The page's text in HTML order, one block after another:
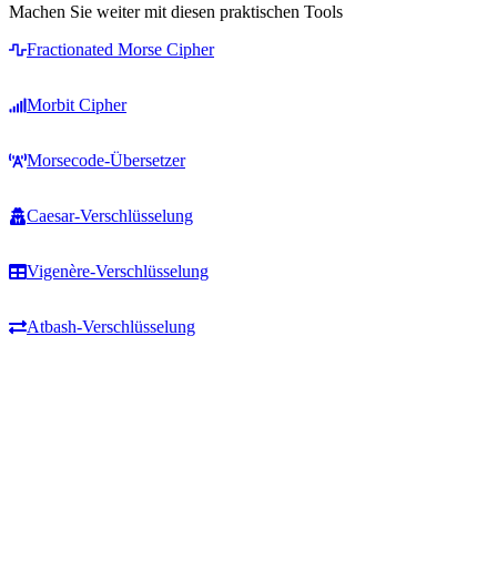
Machen Sie weiter mit diesen praktischen Tools
Fractionated Morse Cipher
Morbit Cipher
Morsecode-Übersetzer
Caesar-Verschlüsselung
Vigenère-Verschlüsselung
Atbash-Verschlüsselung